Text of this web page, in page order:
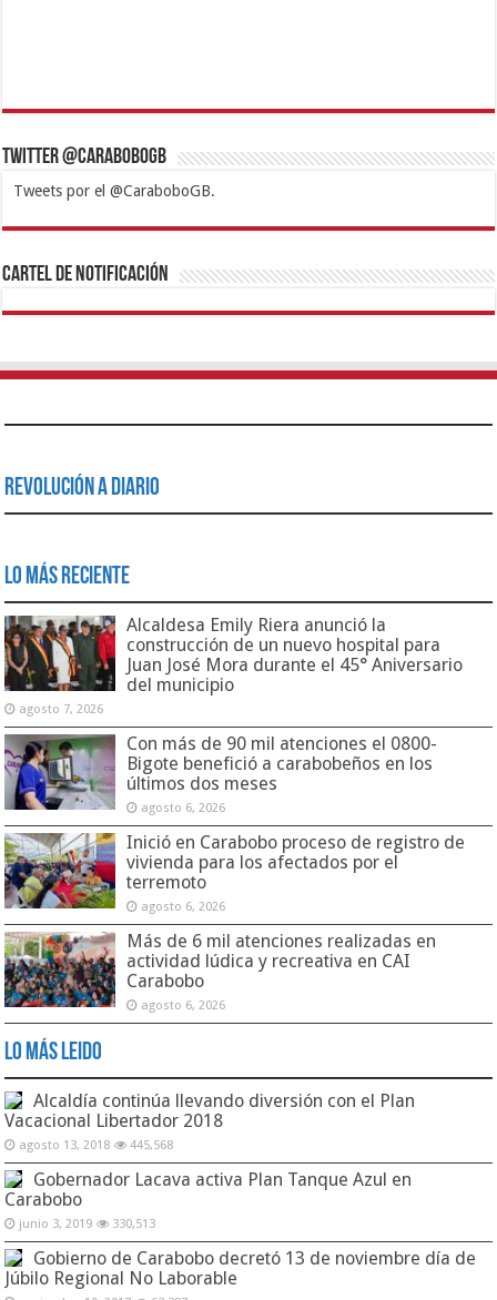
Twitter @CaraboboGB
Tweets por el @CaraboboGB.
1xbetBetturkeyBetistKralbetSupertotobetTipobetMatadorbetMariobet
https://mvbcasino.com/
Cartel de Notificación
Revolución a Diario
Lo Más Reciente
Alcaldesa Emily Riera anunció la
construcción de un nuevo hospital para
Juan José Mora durante el 45° Aniversario
del municipio
agosto 7, 2026
Con más de 90 mil atenciones el 0800-
Bigote benefició a carabobeños en los
últimos dos meses
agosto 6, 2026
Inició en Carabobo proceso de registro de
vivienda para los afectados por el
terremoto
agosto 6, 2026
Más de 6 mil atenciones realizadas en
actividad lúdica y recreativa en CAI
Carabobo
agosto 6, 2026
Lo Más Leido
Alcaldía continúa llevando diversión con el Plan
Vacacional Libertador 2018
agosto 13, 2018 445,568
Gobernador Lacava activa Plan Tanque Azul en
Carabobo
junio 3, 2019 330,513
Gobierno de Carabobo decretó 13 de noviembre día de
Júbilo Regional No Laborable